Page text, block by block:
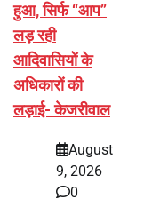
हुआ, सिर्फ ‘‘आप’’
लड़ रही
आदिवासियों के
अधिकारों की
लड़ाई- केजरीवाल
August
9, 2026
0